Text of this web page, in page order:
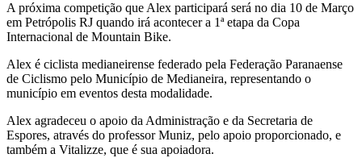
A próxima competição que Alex participará será no dia 10 de Março
em Petrópolis RJ quando irá acontecer a 1ª etapa da Copa
Internacional de Mountain Bike.
Alex é ciclista medianeirense federado pela Federação Paranaense
de Ciclismo pelo Município de Medianeira, representando o
município em eventos desta modalidade.
Alex agradeceu o apoio da Administração e da Secretaria de
Espores, através do professor Muniz, pelo apoio proporcionado, e
também a Vitalizze, que é sua apoiadora.